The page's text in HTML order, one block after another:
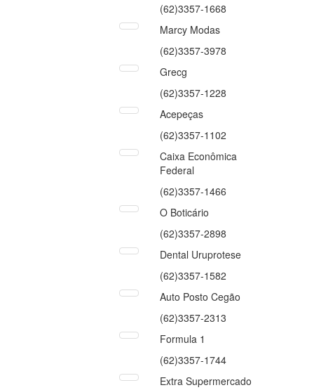
(62)3357-1668
Marcy Modas
(62)3357-3978
Grecg
(62)3357-1228
Acepeças
(62)3357-1102
Caixa Econômica
Federal
(62)3357-1466
O Boticário
(62)3357-2898
Dental Uruprotese
(62)3357-1582
Auto Posto Cegão
(62)3357-2313
Formula 1
(62)3357-1744
Extra Supermercado